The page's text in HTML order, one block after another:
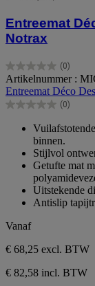
Entreemat
Notrax
(0)
0.0
van
de
5
Artikelnummer :
Entreemat Déco
(0)
0.0
sterren.
binnen.
Stijlvol
Getufte mat
Uitstekende
Antislip
Vanaf
€ 68,25 excl. BTW
€ 82,58 incl. BTW